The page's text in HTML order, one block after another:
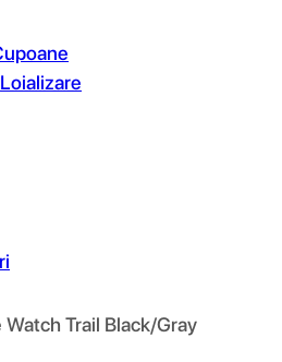
Loializare
Trail Black/Gray